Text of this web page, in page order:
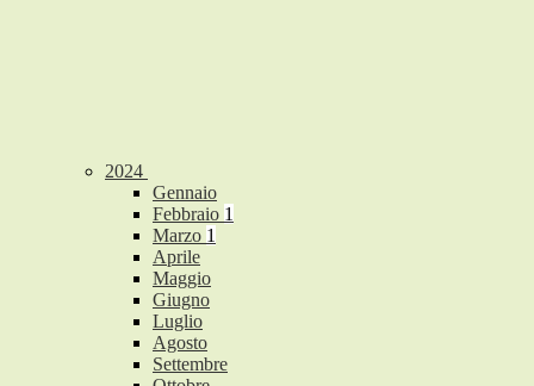
2024
Gennaio
Febbraio 1
Marzo 1
Aprile
Maggio
Giugno
Luglio
Agosto
Settembre